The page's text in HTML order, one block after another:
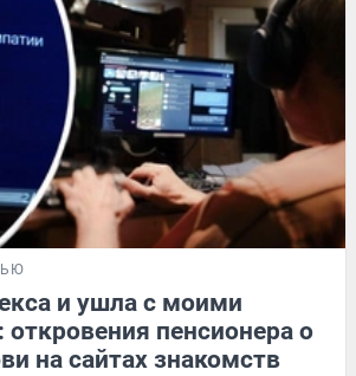
и ушла с моими
пенсионера о
на сайтах знакомств